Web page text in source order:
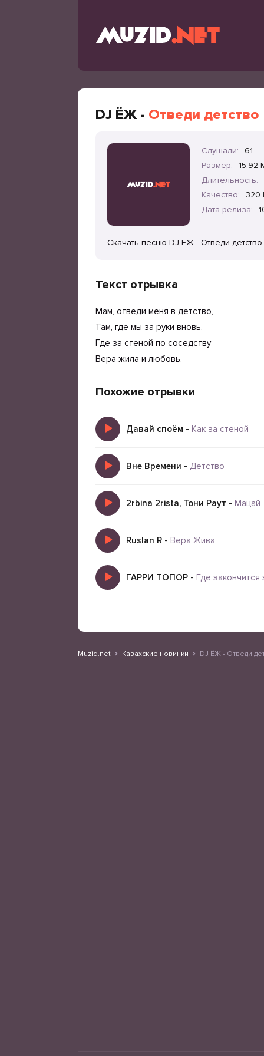
DJ ЁЖ - Отведи детство
Слушали:
61
Размер:
15.92
Длительность:
Качество:
320
Дата релиза:
Скачать песню DJ ЁЖ - Отведи
Текст отрывка
Мам, отведи меня в детство,
Там, где мы за руки вновь,
Где за стеной по соседству
Вера жила и любовь.
Похожие отрывки
Давай споём - Как за стеной
Вне Времени - Детство
2rbina 2rista, Тони Раут - Мацай
Ruslan R - Вера Жива
ГАРРИ ТОПОР - Где закончится
Muzid.net Казахские новинки DJ ЁЖ - Отведи